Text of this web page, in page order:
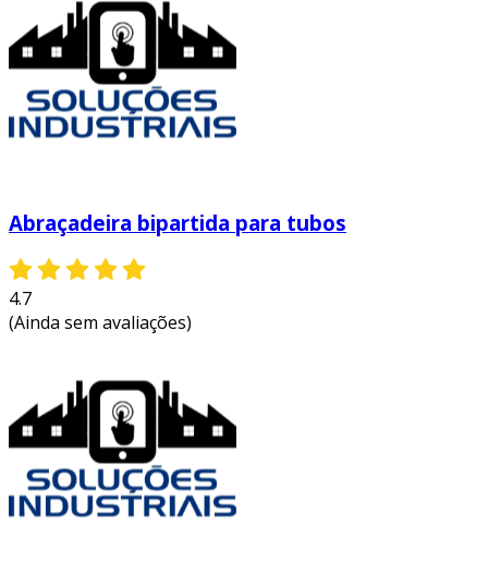
Abraçadeira bipartida para tubos
4.7
(Ainda sem avaliações)